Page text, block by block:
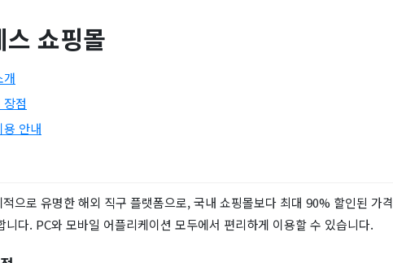
쇼핑몰
개
점
용 안내
으로 유명한 해외 직구 플랫폼으로, 국내 쇼핑몰보다 최대 90% 할인된 가격
니다. PC와 모바일 어플리케이션 모두에서 편리하게 이용할 수 있습니다.